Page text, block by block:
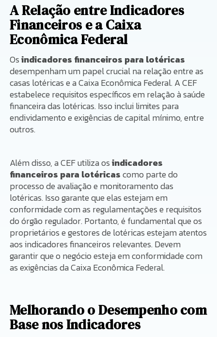
A Relação entre Indicadores
Financeiros e a Caixa
Econômica Federal
Osindicadores financeiros para lotéricas
desempenham um papel crucial na relação entre as
casas lotéricas e a Caixa Econômica Federal. A CEF
estabelece requisitos específicos em relação à saúde
financeira das lotéricas. Isso inclui limites para
endividamento e exigências de capital mínimo, entre
outros.
Além disso, a CEF utiliza osindicadores
financeiros para lotéricascomo parte do
processo de avaliação e monitoramento das
lotéricas. Isso garante que elas estejam em
conformidade com as regulamentações e requisitos
do órgão regulador. Portanto, é fundamental que os
proprietários e gestores de lotéricas estejam atentos
aos indicadores financeiros relevantes. Devem
garantir que o negócio esteja em conformidade com
as exigências da Caixa Econômica Federal.
Melhorando o Desempenho com
Base nos Indicadores